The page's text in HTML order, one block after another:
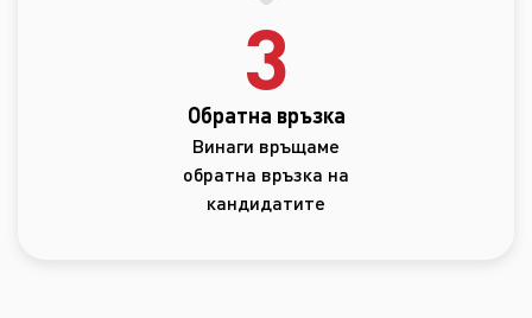
3
Обратна връзка
Винаги връщаме
обратна връзка на
кандидатите